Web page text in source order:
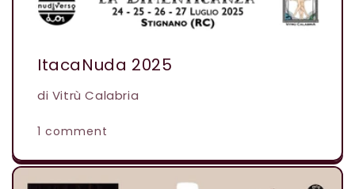
ItacaNuda 2025
di Vitrù Calabria
1 comment